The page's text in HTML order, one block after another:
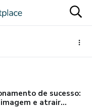
de sucesso:
e atrair